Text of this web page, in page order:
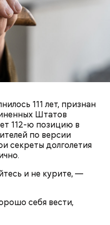
111 лет, признан
Штатов
112-ю позицию в
по версии
секреты долголетия
и не курите, —
себя вести,
в США в
ягоды со сливками.
только малину со
на основе этих
купить в магазине
вместе со своими
терке),
в противень.
растительного
хаотично
помидоры
шеф-повар.
количество
состояния, —